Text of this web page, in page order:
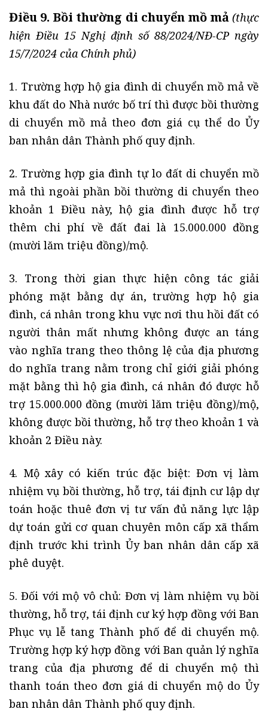
Điều 9. Bồi thường di chuyển mồ mả (thực
hiện Điều 15 Nghị định số 88/2024/NĐ-CP ngày
15/7/2024 của Chính phủ)
1. Trường hợp hộ gia đình di chuyển mồ mả về
khu đất do Nhà nước bố trí thì được bồi thường
di chuyển mồ mả theo đơn giá cụ thể do Ủy
ban nhân dân Thành phố quy định.
2. Trường hợp gia đình tự lo đất di chuyển mồ
mả thì ngoài phần bồi thường di chuyển theo
khoản 1 Điều này, hộ gia đình được hỗ trợ
thêm chi phí về đất đai là 15.000.000 đồng
(mười lăm triệu đồng)/mộ.
3. Trong thời gian thực hiện công tác giải
phóng mặt bằng dự án, trường hợp hộ gia
đình, cá nhân trong khu vực nơi thu hồi đất có
người thân mất nhưng không được an táng
vào nghĩa trang theo thông lệ của địa phương
do nghĩa trang nằm trong chỉ giới giải phóng
mặt bằng thì hộ gia đình, cá nhân đó được hỗ
trợ 15.000.000 đồng (mười lăm triệu đồng)/mộ,
không được bồi thường, hỗ trợ theo khoản 1 và
khoản 2 Điều này.
4. Mộ xây có kiến trúc đặc biệt: Đơn vị làm
nhiệm vụ bồi thường, hỗ trợ, tái định cư lập dự
toán hoặc thuê đơn vị tư vấn đủ năng lực lập
dự toán gửi cơ quan chuyên môn cấp xã thẩm
định trước khi trình Ủy ban nhân dân cấp xã
phê duyệt.
5. Đối với mộ vô chủ: Đơn vị làm nhiệm vụ bồi
thường, hỗ trợ, tái định cư ký hợp đồng với Ban
Phục vụ lễ tang Thành phố để di chuyển mộ.
Trường hợp ký hợp đồng với Ban quản lý nghĩa
trang của địa phương để di chuyển mộ thì
thanh toán theo đơn giá di chuyển mộ do Ủy
ban nhân dân Thành phố quy định.